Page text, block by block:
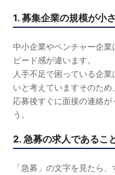
1. 募集企業の規模が小
中小企業やベンチャー企
ピード感が違います。
人手不足で困っている企
いと考えていますそのため、
応募後すぐに面接の連絡
う。
2. 急募の求人であるこ
「急募」の文字を見たら